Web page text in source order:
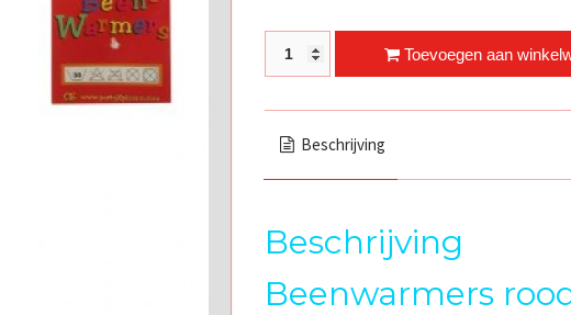
Rode Beenwarmers – One Size quantity
Toevoegen aan
Beschrijving
Beschrijving
Beenwarmers